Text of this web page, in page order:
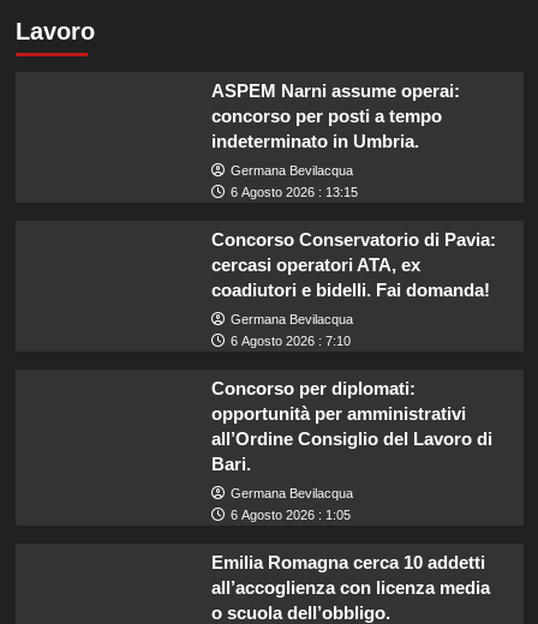
Lavoro
ASPEM Narni assume operai:
concorso per posti a tempo
indeterminato in Umbria.
Germana Bevilacqua
6 Agosto 2026 : 13:15
Concorso Conservatorio di Pavia:
cercasi operatori ATA, ex
coadiutori e bidelli. Fai domanda!
Germana Bevilacqua
6 Agosto 2026 : 7:10
Concorso per diplomati:
opportunità per amministrativi
all’Ordine Consiglio del Lavoro di
Bari.
Germana Bevilacqua
6 Agosto 2026 : 1:05
Emilia Romagna cerca 10 addetti
all’accoglienza con licenza media
o scuola dell’obbligo.